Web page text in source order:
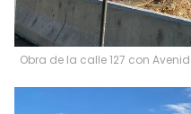
Obra de la calle 127 con